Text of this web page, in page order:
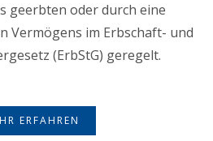
geerbten oder durch eine
Vermögens im Erbschaft- und
(ErbStG) geregelt.
ERFAHREN